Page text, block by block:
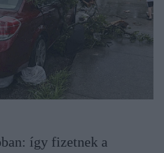
így fizetnek a